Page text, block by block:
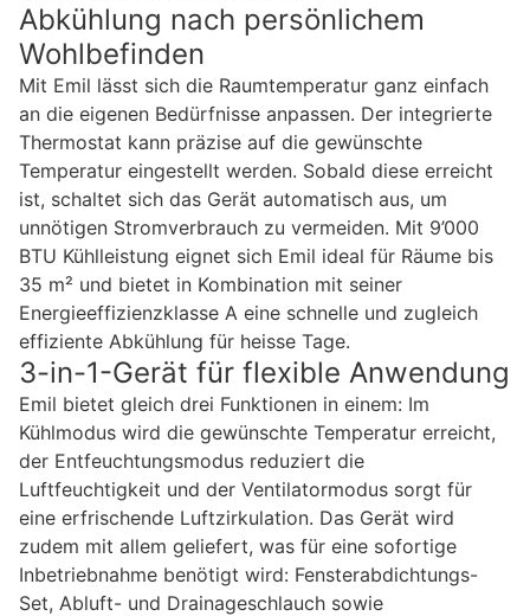
Abkühlung nach persönlichem
Wohlbefinden
Mit Emil lässt sich die Raumtemperatur ganz einfach
an die eigenen Bedürfnisse anpassen. Der integrierte
Thermostat kann präzise auf die gewünschte
Temperatur eingestellt werden. Sobald diese erreicht
ist, schaltet sich das Gerät automatisch aus, um
unnötigen Stromverbrauch zu vermeiden. Mit 9’000
BTU Kühlleistung eignet sich Emil ideal für Räume bis
35 m² und bietet in Kombination mit seiner
Energieeffizienzklasse A eine schnelle und zugleich
effiziente Abkühlung für heisse Tage.
3-in-1-Gerät für flexible Anwendung
Emil bietet gleich drei Funktionen in einem: Im
Kühlmodus wird die gewünschte Temperatur erreicht,
der Entfeuchtungsmodus reduziert die
Luftfeuchtigkeit und der Ventilatormodus sorgt für
eine erfrischende Luftzirkulation. Das Gerät wird
zudem mit allem geliefert, was für eine sofortige
Inbetriebnahme benötigt wird: Fensterabdichtungs-
Set, Abluft- und Drainageschlauch sowie